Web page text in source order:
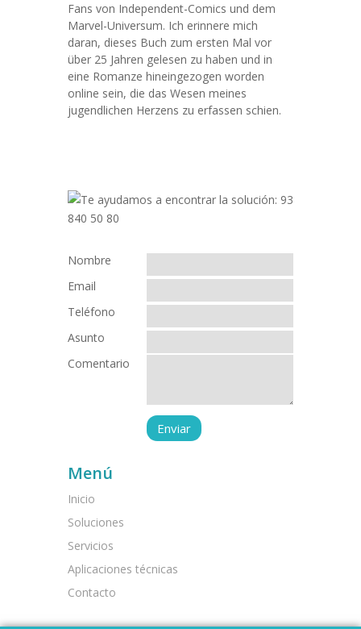
Fans von Independent-Comics und dem
Marvel-Universum. Ich erinnere mich
daran, dieses Buch zum ersten Mal vor
über 25 Jahren gelesen zu haben und in
eine Romanze hineingezogen worden
online sein, die das Wesen meines
jugendlichen Herzens zu erfassen schien.
Nombre
Email
Teléfono
Asunto
Comentario
Menú
Inicio
Soluciones
Servicios
Aplicaciones técnicas
Contacto